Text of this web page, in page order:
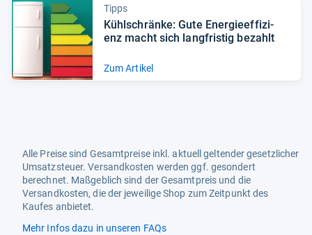
Tipps
Kühl­schränke: Gute Ener­gie­ef­fi­zi­
enz macht sich lang­fris­tig bezahlt
Zum Artikel
Alle Preise sind Gesamtpreise inkl. aktuell geltender gesetzlicher
Umsatzsteuer. Versandkosten werden ggf. gesondert
berechnet. Maßgeblich sind der Gesamtpreis und die
Versandkosten, die der jeweilige Shop zum Zeitpunkt des
Kaufes anbietet.
Mehr Infos dazu in unseren FAQs